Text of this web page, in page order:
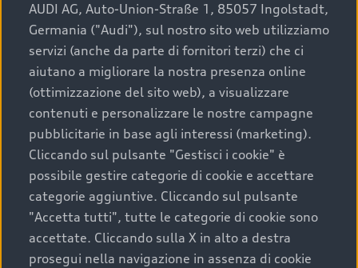
AUDI AG, Auto-Union-Straße 1, 85057 Ingolstadt,
Germania ("Audi"), sul nostro sito web utilizziamo
servizi (anche da parte di fornitori terzi) che ci
aiutano a migliorare la nostra presenza online
(ottimizzazione del sito web), a visualizzare
contenuti e personalizzare le nostre campagne
pubblicitarie in base agli interessi (marketing).
Cliccando sul pulsante "Gestisci i cookie" è
possibile gestire categorie di cookie e accettare
categorie aggiuntive. Cliccando sul pulsante
"Accetta tutti", tutte le categorie di cookie sono
accettate. Cliccando sulla X in alto a destra
prosegui nella navigazione in assenza di cookie
La qualità di acquistare
un’auto usata Audi
Scegliere un’auto usata è una decisione che coniuga
convenienza, affidabilità e sostenibilità. Per fare un
acquisto sicuro, è essenziale considerare aspetti
determinanti come la garanzia inclusa e l’affidabilità del
marchio. Audi offre l’auto usata perfetta tramite Audi
Prima Scelta :plus